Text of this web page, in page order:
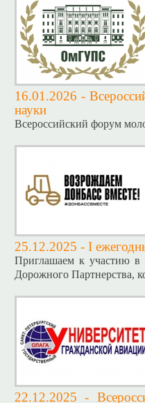
16.01.2026 -
науки
Всероссийский форум
25.12.2025 - I
Приглашаем к участию
Дорожного Партнерства,
22.12.2025 -